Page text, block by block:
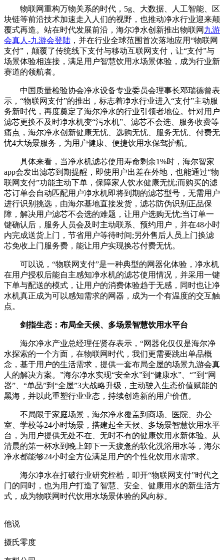
物联网重构万物关系的时代，5g、大数据、人工智能、区
块链等前沿技术加速走入人们的视野，也推动净水行业迎来颠
覆式再造。站在时代发展前沿，海尔净水创新推出物联网 九游
会真人-九游会登陆 ，并在行业全球范围首次落地应用“物联网
支付”，颠覆了传统线下支付与移动互联网支付，让“支付”与
场景体验相连接，满足用户智慧饮用水场景体验，成为行业新
赛道的领航者。
中国质量检验协会净水设备专业委员会理事长邓瑞德曾表
示，“物联网支付”的推出，标志着净水行业进入“支付”主动服
务新时代，再度奠定了海尔净水的行业引领者地位。针对用户
滤芯更换不及时净水机变“污水机”、滤芯不会选、服务收费等
痛点，海尔净水创新健康无忧、选购无忧、服务无忧、付费无
忧4大场景服务，为用户健康、便捷饮用水保驾护航。
具体来看，当净水机滤芯使用寿命剩余1%时，海尔智家
app会发出滤芯到期提醒，即使用户出差在外地，也能通过“物
联网支付”功能主动下单，保障家人饮水健康无忧;而购买的滤
芯订单会自动匹配用户净水机即将到期的滤芯型号，无需用户
进行识别挑选，由海尔基地直接发货，滤芯防伪识别正品保
障，解决用户滤芯不会选的难题，让用户选购无忧;当订单一
键确认后，服务人员会及时主动联系、预约用户，并在48小时
内完成送货上门，节省用户等待时间;另外售后人员上门换滤
芯免收上门服务费，能让用户实现换芯付费无忧。
可以说，“物联网支付”是一种典型的网器化体验，净水机
在用户授权后能自主感知净水机的滤芯使用情况，并采用一键
下单与配送的模式，让用户的消费体验趋于无感，同时也让净
水机真正成为可以感知需求的网器，成为一个有温度的交互触
点。
剑指生态：布局全天候、多场景智慧饮用水平台
海尔净水产业总经理任贤存表示，“网器化仅仅是海尔净
水探索的一个方面，在物联网时代，我们更需要跳出单品概
念，基于用户的生活需求，提供一套布局全屋的场景九游会真
人的解决方案。”海尔净水实现“安全水”到“健康水”、“”到“网
器”、“单品”到“全屋”3大战略升级，主动驶入生态价值赋能的
黑海，并以此重塑行业业态，持续创造新的用户价值。
不局限于家庭场景，海尔净水覆盖到商场、医院、办公
室、学校等24小时场景，搭建起全天候、多场景智慧饮用水平
台，为用户提供无处不在、无时不有的健康饮用水新体验。从
清晨的第一杯水到晚上卸下一天疲惫的软化洗浴用水等，海尔
净水都能够24小时全方位满足用户的个性化饮用水需求。
海尔净水在打破行业研究桎梏，叩开“物联网支付”时代之
门的同时，也为用户打造了智慧、安全、健康用水的新生活方
式，成为物联网时代饮用水场景体验的风向标。
他说
摄氏零度